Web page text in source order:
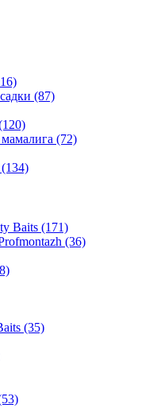
(87)
мамалига (72)
Baits (171)
(36)
(35)